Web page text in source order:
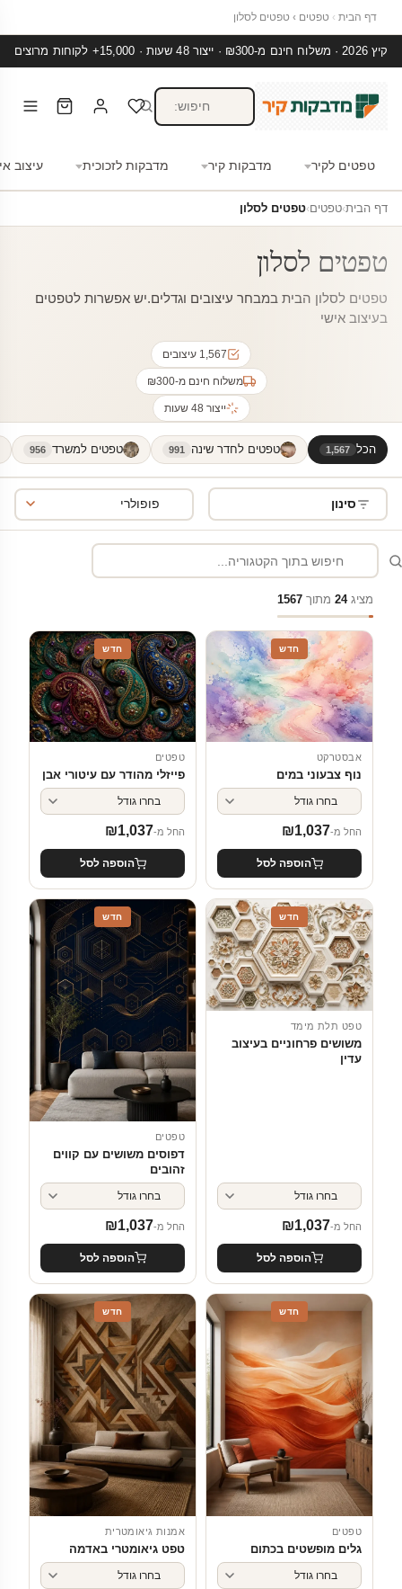
דף הבית › טפטים › טפטים לסלון
קיץ 2026 · משלוח חינם מ-₪300 · ייצור 48 שעות · 15,000+ לקוחות מרוצים
טפטים לקיר מדבקות קיר מדבקות לזכוכית עיצוב
דף הבית›טפטים›טפטים לסלון
טפטים לסלון
טפטים לסלון הבית במבחר עיצובים וגדלים.יש אפשרות לטפטים
בעיצוב אישי
1,567 עיצובים
משלוח חינם מ-₪300
ייצור 48 שעות
הכל 1,567 טפטים לחדר שינה 991 טפטים למשרד 956
סינון
מציג24 מתוך 1567
חדש
אבסטרקט
נוף צבעוני במים
החל מ- ₪1,037
הוספה לסל
חדש
טפטים
פייזלי מהודר עם עיטורי אבן
החל מ- ₪1,037
הוספה לסל
חדש
טפט תלת מימד
משושים פרחוניים בעיצוב
עדין
החל מ- ₪1,037
הוספה לסל
חדש
טפטים
דפוסים משושים עם קווים
זהובים
החל מ- ₪1,037
הוספה לסל
חדש
טפטים
גלים מופשטים בכתום
חדש
אמנות גיאומטרית
טפט גיאומטרי באדמה